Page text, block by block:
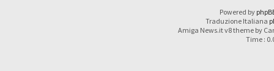
Powered by
Traduzione Italiana
Amiga News.it v8 theme by
Time :